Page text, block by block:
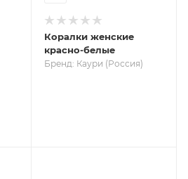
Коралки женские
красно-белые
Бренд: Каури (Россия)